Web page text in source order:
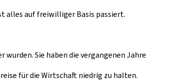
alles auf freiwilliger Basis passiert.
wurden. Sie haben die vergangenen Jahre
für die Wirtschaft niedrig zu halten.